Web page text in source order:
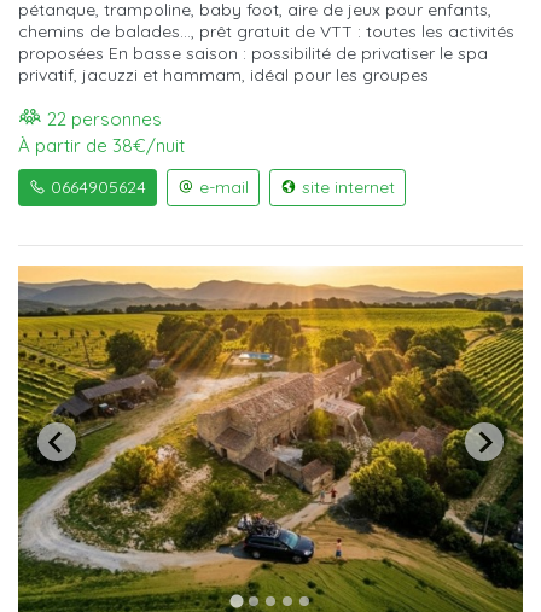
pétanque, trampoline, baby foot, aire de jeux pour enfants,
chemins de balades…, prêt gratuit de VTT : toutes les activités
proposées En basse saison : possibilité de privatiser le spa
privatif, jacuzzi et hammam, idéal pour les groupes
22 personnes
À partir de 38€/nuit
0664905624 e-mail site internet